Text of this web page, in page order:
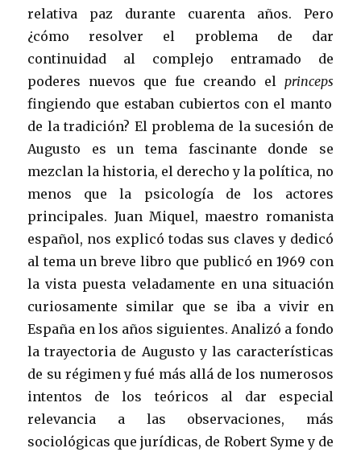
relativa paz durante cuarenta años. Pero
¿cómo resolver el problema de dar
continuidad al complejo entramado de
poderes nuevos que fue creando el princeps
fingiendo que estaban cubiertos con el manto
de la tradición? El problema de la sucesión de
Augusto es un tema fascinante donde se
mezclan la historia, el derecho y la política, no
menos que la psicología de los actores
principales. Juan Miquel, maestro romanista
español, nos explicó todas sus claves y dedicó
al tema un breve libro que publicó en 1969 con
la vista puesta veladamente en una situación
curiosamente similar que se iba a vivir en
España en los años siguientes. Analizó a fondo
la trayectoria de Augusto y las características
de su régimen y fué más allá de los numerosos
intentos de los teóricos al dar especial
relevancia a las observaciones, más
sociológicas que jurídicas, de Robert Syme y de